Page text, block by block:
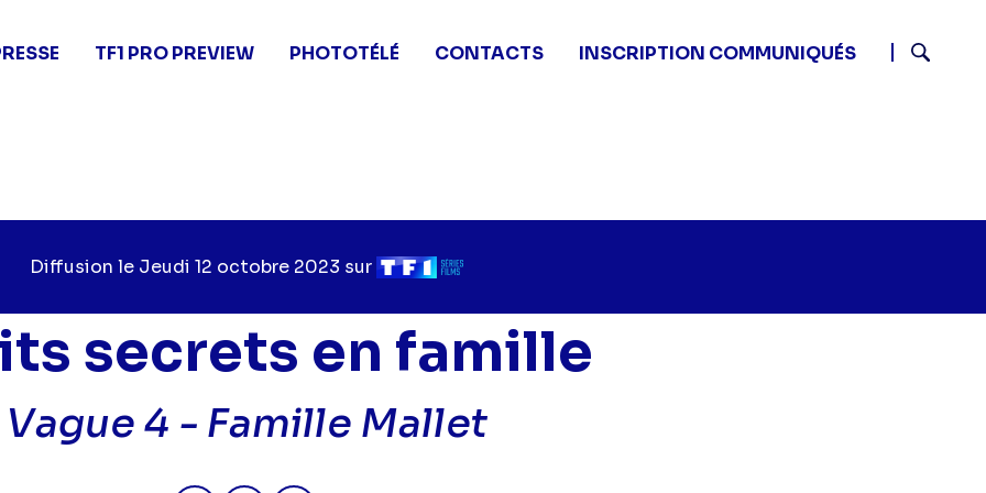
TF1 PRO PREVIEW PHOTOTÉLÉ CONTACTS
INSCRIPTION COMMUNIQUÉS
Diffusion le Jour
diffusion
Jeudi 12 octobre 2023 sur Chaîne
diffusion
secrets en famille
Vague 4 - Famille Mallet